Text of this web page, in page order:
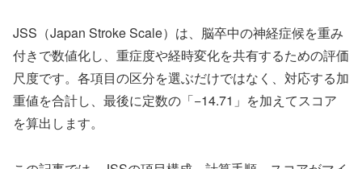
JSS（Japan Stroke Scale）は、脳卒中の神経症候を重み
付きで数値化し、重症度や経時変化を共有するための評価
尺度です。各項目の区分を選ぶだけではなく、対応する加
重値を合計し、最後に定数の「−14.71」を加えてスコア
を算出します。